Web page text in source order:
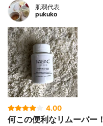
肌弱代表
pukuko
4.00
何この便利なリムーバー！